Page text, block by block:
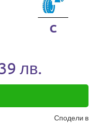
C
лв.
Сподели в